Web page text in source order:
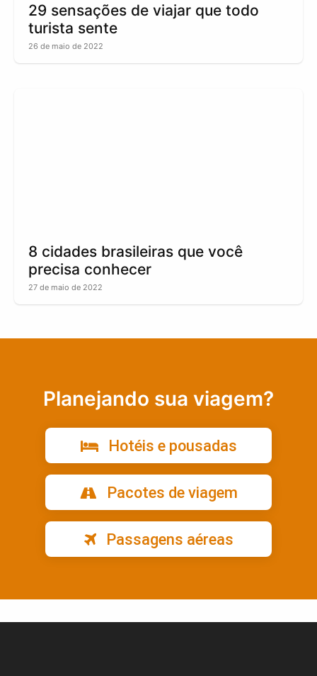
29 sensações de viajar que todo
turista sente
26 de maio de 2022
8 cidades brasileiras que você
precisa conhecer
27 de maio de 2022
Planejando sua viagem?
Hotéis e pousadas
Pacotes de viagem
Passagens aéreas